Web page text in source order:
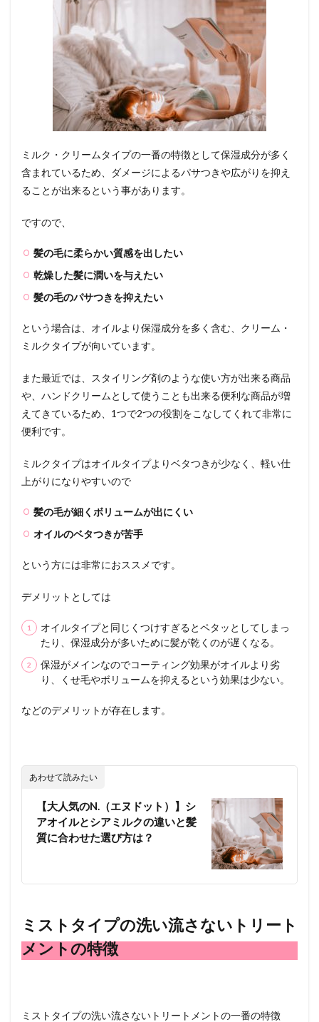
ミルク・クリームタイプの一番の特徴として保湿成分が多く
含まれているため、ダメージによるパサつきや広がりを抑え
ることが出来るという事があります。
ですので、
髪の毛に柔らかい質感を出したい
乾燥した髪に潤いを与えたい
髪の毛のパサつきを抑えたい
という場合は、オイルより保湿成分を多く含む、クリーム・
ミルクタイプが向いています。
また最近では、スタイリング剤のような使い方が出来る商品
や、ハンドクリームとして使うことも出来る便利な商品が増
えてきているため、1つで2つの役割をこなしてくれて非常に
便利です。
ミルクタイプはオイルタイプよりベタつきが少なく、軽い仕
上がりになりやすいので
髪の毛が細くボリュームが出にくい
オイルのベタつきが苦手
という方には非常におススメです。
デメリットとしては
オイルタイプと同じくつけすぎるとペタッとしてしまっ
たり、保湿成分が多いために髪が乾くのが遅くなる。
保湿がメインなのでコーティング効果がオイルより劣
り、
くせ毛やボリュームを抑えるという効果は少ない。
などのデメリットが存在します。
あわせて読みたい
【大人気のN.（エヌドット）】シ
アオイルとシアミルクの違いと髪
質に合わせた選び方は？
ミストタイプの洗い流さないトリート
メントの特徴
ミストタイプの洗い流さないトリートメントの一番の特徴